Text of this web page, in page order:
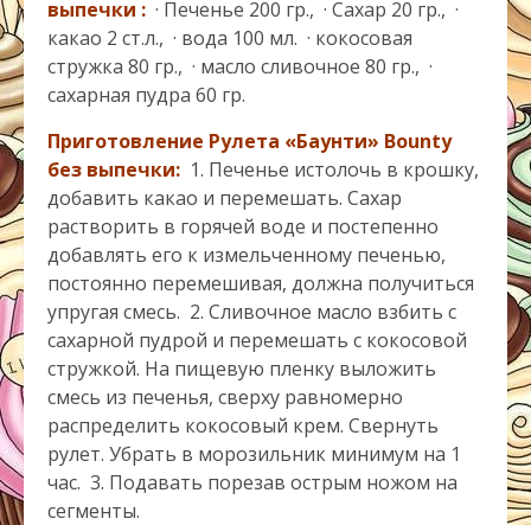
выпечки : · Печенье 200 гр., · Сахар 20 гр., ·
какао 2 ст.л., · вода 100 мл. · кокосовая
стружка 80 гр., · масло сливочное 80 гр., ·
сахарная пудра 60 гр.
Приготовление Рулета «Баунти» Bounty
без выпечки: 1. Печенье истолочь в крошку,
добавить какао и перемешать. Сахар
растворить в горячей воде и постепенно
добавлять его к измельченному печенью,
постоянно перемешивая, должна получиться
упругая смесь. 2. Сливочное масло взбить с
сахарной пудрой и перемешать с кокосовой
стружкой. На пищевую пленку выложить
смесь из печенья, сверху равномерно
распределить кокосовый крем. Свернуть
рулет. Убрать в морозильник минимум на 1
час. 3. Подавать порезав острым ножом на
сегменты.